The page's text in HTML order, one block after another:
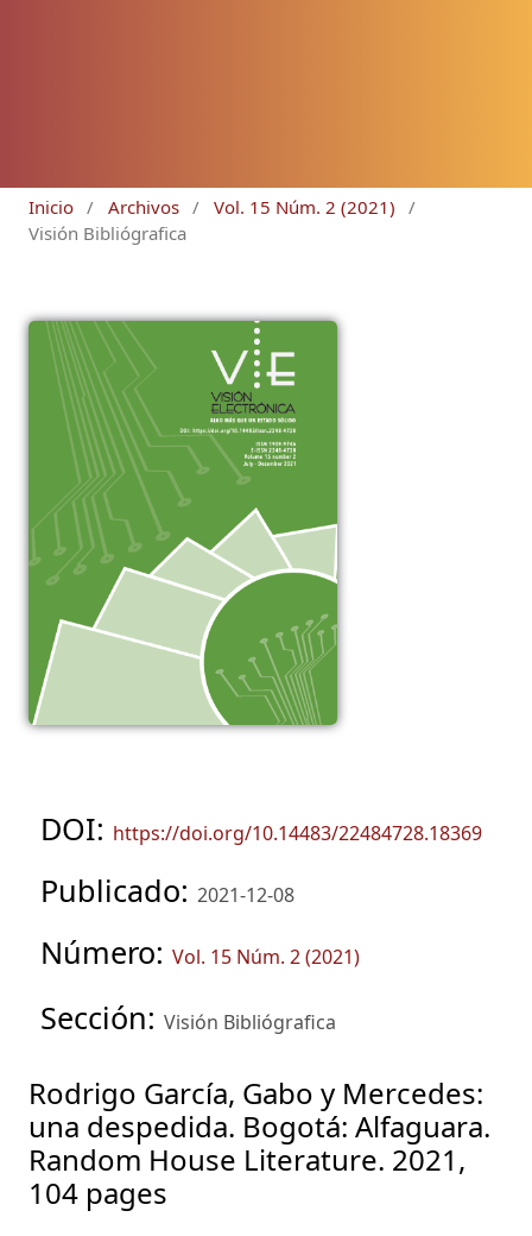
Inicio / Archivos / Vol. 15 Núm. 2 (2021)
/
Visión Bibliógrafica
DOI: https://doi.org/10.14483/22484728.18369
Publicado: 2021-12-08
Número: Vol. 15 Núm. 2 (2021)
Sección: Visión Bibliógrafica
Rodrigo García, Gabo y Mercedes:
una despedida. Bogotá: Alfaguara.
Random House Literature. 2021,
104 pages